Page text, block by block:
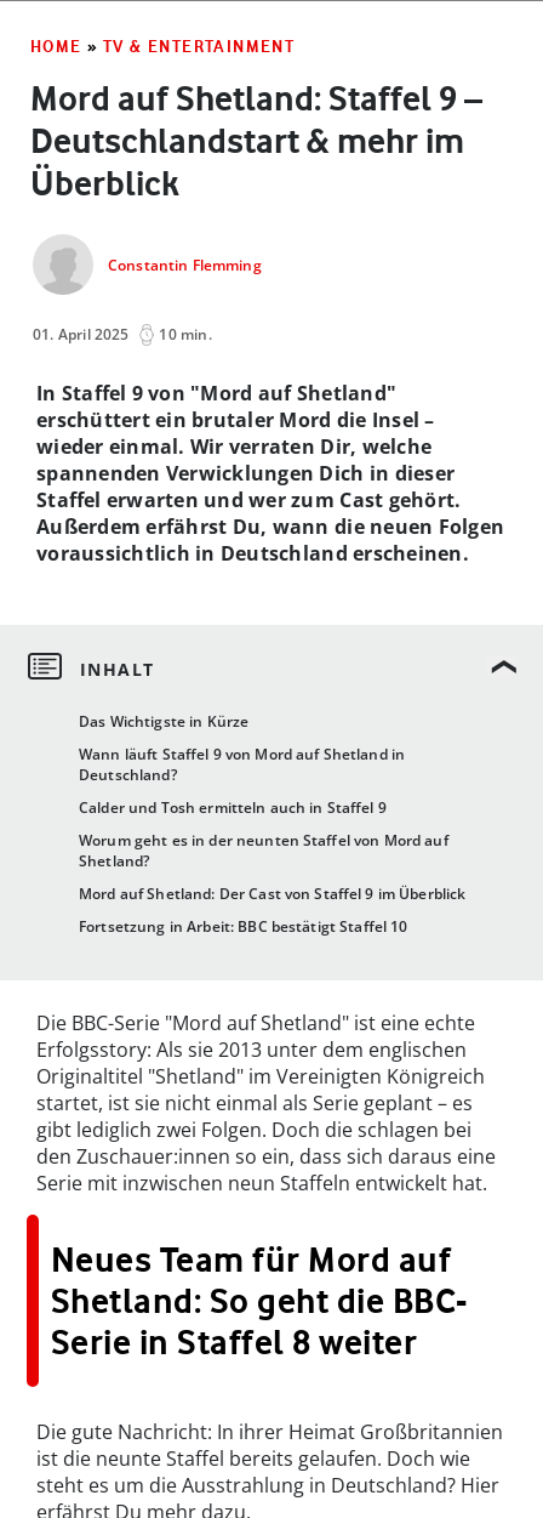
HOME » TV & ENTERTAINMENT
Mord auf Shetland: Staffel 9 –
Deutschlandstart & mehr im
Überblick
Constantin Flemming
01. April 2025 10 min.
Das Wichtigste in Kürze
Wann läuft Staffel 9 von Mord auf Shetland in
Deutschland?
Calder und Tosh ermitteln auch in Staffel 9
Worum geht es in der neunten Staffel von Mord auf
Shetland?
Mord auf Shetland: Der Cast von Staffel 9 im Überblick
Fortsetzung in Arbeit: BBC bestätigt Staffel 10
In Staffel 9 von "Mord auf Shetland"
erschüttert ein brutaler Mord die Insel –
wieder einmal. Wir verraten Dir, welche
spannenden Verwicklungen Dich in dieser
Staffel erwarten und wer zum Cast gehört.
Außerdem erfährst Du, wann die neuen Folgen
voraussichtlich in Deutschland erscheinen.
Die BBC-Serie "Mord auf Shetland" ist eine echte
Erfolgsstory: Als sie 2013 unter dem englischen
Originaltitel "Shetland" im Vereinigten Königreich
startet, ist sie nicht einmal als Serie geplant – es
gibt lediglich zwei Folgen. Doch die schlagen bei
den Zuschauer:innen so ein, dass sich daraus eine
Serie mit inzwischen neun Staffeln entwickelt hat.
Neues Team für Mord auf
Shetland: So geht die BBC-
Serie in Staffel 8 weiter
Die gute Nachricht: In ihrer Heimat Großbritannien
ist die neunte Staffel bereits gelaufen. Doch wie
steht es um die Ausstrahlung in Deutschland? Hier
erfährst Du mehr dazu.